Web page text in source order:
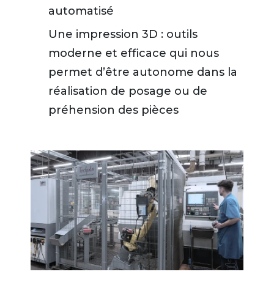
automatisé
Une impression 3D : outils
moderne et efficace qui nous
permet d’être autonome dans la
réalisation de posage ou de
préhension des pièces